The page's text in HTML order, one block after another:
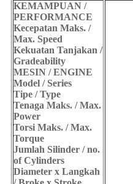
KEMAMPUAN /
PERFORMANCE
Kecepatan Maks. /
Max. Speed
Kekuatan Tanjakan /
Gradeability
MESIN / ENGINE
Model / Series
Tipe / Type
Tenaga Maks. / Max.
Power
Torsi Maks. / Max.
Torque
Jumlah Silinder / no.
of Cylinders
Diameter x Langkah